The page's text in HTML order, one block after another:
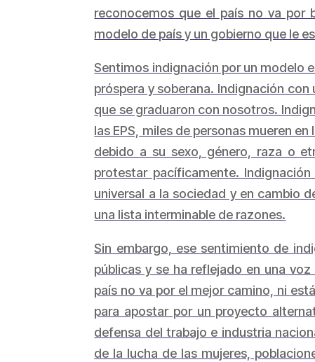
reconocemos que el país no va por
modelo de país y un gobierno que le
Sentimos indignación por un modelo
próspera y soberana. Indignación
que se graduaron con nosotros.
las EPS, miles de personas mueren
debido a su sexo, género, raza o
protestar pacíficamente.
universal a la sociedad y en cambio
una lista interminable de razones.
Sin embargo, ese sentimiento de
públicas y se ha reflejado en una
país no va por el mejor camino, ni
para apostar por un proyecto
defensa del trabajo e industria
de la lucha de las mujeres,